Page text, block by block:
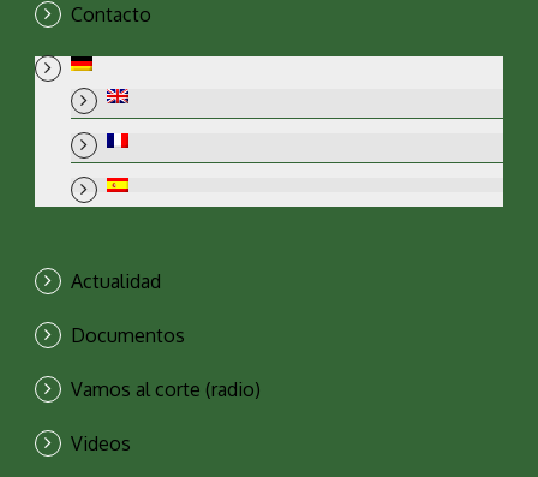
Contacto
Actualidad
Documentos
Vamos al corte (radio)
Videos